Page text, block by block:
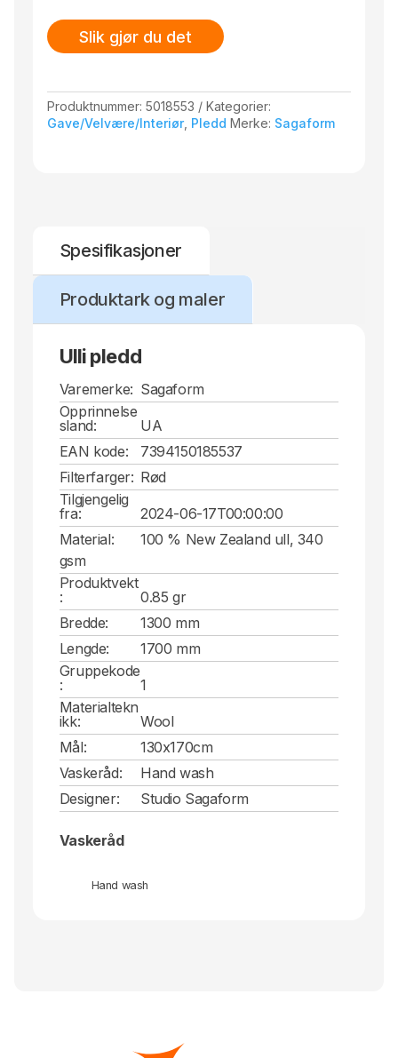
Slik gjør du det
Produktnummer:5018553
Kategorier:
Gave/Velvære/Interiør, Pledd Merke: Sagaform
Spesifikasjoner
Produktark og maler
Ulli pledd
Varemerke: Sagaform
Opprinnelse
sland:
UA
EAN kode:
7394150185537
Filterfarger: Rød
Tilgjengelig
fra:
2024-06-17T00:00:00
Material:
100 % New Zealand ull, 340
gsm
Produktvekt
:
0.85 gr
Bredde:
1300 mm
Lengde:
1700 mm
Gruppekode
:
1
Materialtekn
ikk:
Wool
Mål:
130x170cm
Vaskeråd:
Hand wash
Designer:
Studio Sagaform
Vaskeråd
Hand wash